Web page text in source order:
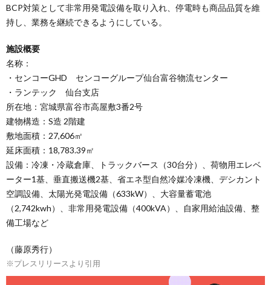
BCP対策として非常用発電設備を取り入れ、停電時も商品品質を維
持し、業務を継続できるようにしている。
施設概要
名称：
・センコーGHD センコーグループ仙台富谷物流センター
・ランテック 仙台支店
所在地：宮城県富谷市高屋敷3番2号
建物構造：S造 2階建
敷地面積：27,606㎡
延床面積：18,783.39㎡
設備：冷凍・冷蔵倉庫、トラックバース（30台分）、荷物用エレベ
ーター1基、垂直搬送機2基、省エネ型自然冷媒冷凍機、デシカント
空調設備、太陽光発電設備（633kW）、大容量蓄電池
（2,742kwh）、非常用発電設備（400kVA）、自家用給油設備、整
備工場など
（藤原秀行）
※プレスリリースより引用